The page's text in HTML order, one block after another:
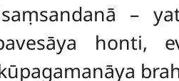
–
honti,